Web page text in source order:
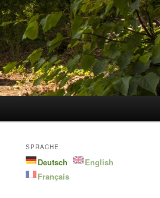
SPRACHE:
Deutsch
English
Français